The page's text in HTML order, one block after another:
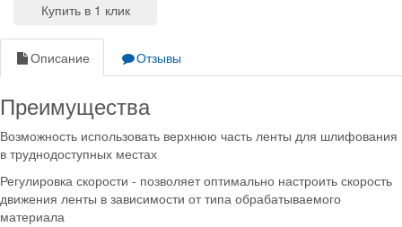
Описание Отзывы
Преимущества
Возможность использовать верхнюю часть ленты для шлифования
в труднодоступных местах
Регулировка скорости - позволяет оптимально настроить скорость
движения ленты в зависимости от типа обрабатываемого
материала